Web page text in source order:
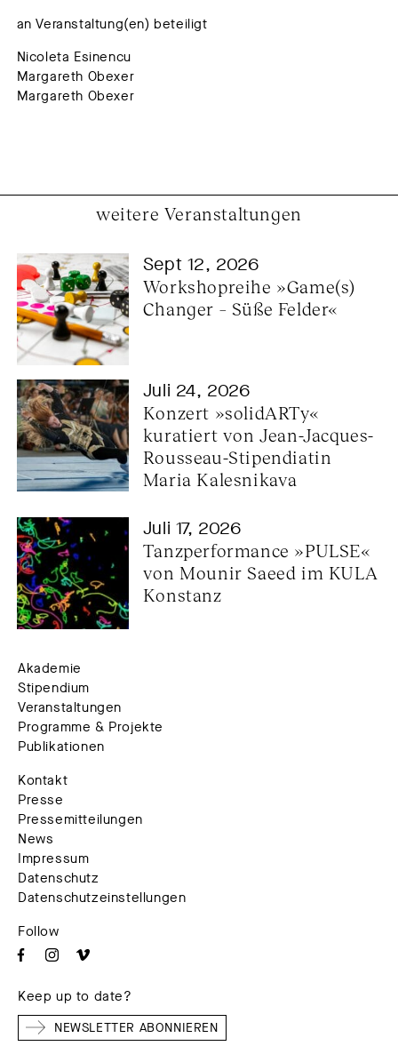
an Veranstaltung(en) beteiligt
Nicoleta Esinencu
Margareth Obexer
Margareth Obexer
weitere Veranstaltungen
Sept 12, 2026
Workshopreihe »Game(s)
Changer – Süße Felder«
Juli 24, 2026
Konzert »solidARTy«
kuratiert von Jean-Jacques-
Rousseau-Stipendiatin
Maria Kalesnikava
Juli 17, 2026
Tanzperformance »PULSE«
von Mounir Saeed im KULA
Konstanz
Akademie
Stipendium
Veranstaltungen
Programme & Projekte
Publikationen
Kontakt
Presse
Pressemitteilungen
News
Impressum
Datenschutz
Datenschutzeinstellungen
Follow
Keep up to date?
NEWSLETTER ABONNIEREN